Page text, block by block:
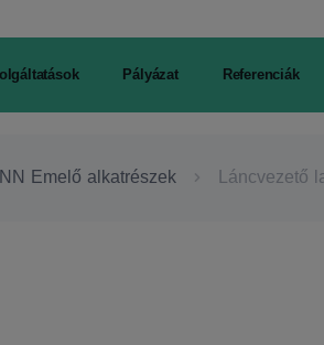
Pályázat Referenciák
Emelő alkatrészek Láncvezető